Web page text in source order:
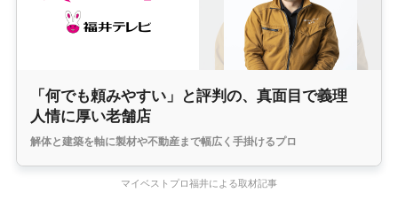
「何でも頼みやすい」と評判の、真面目で義理
人情に厚い老舗店
解体と建築を軸に製材や不動産まで幅広く手掛けるプロ
マイベストプロ福井による取材記事